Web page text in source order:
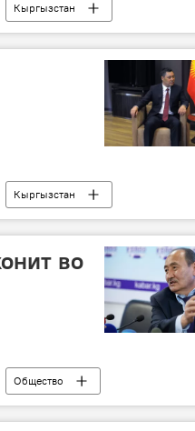
Кыргызстан
посол
визит
Кыргызстан
Владимир Путин
во
Общество
COVID в КР